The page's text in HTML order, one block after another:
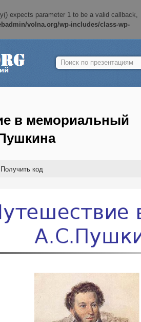
expects parameter 1 to be a valid callback,
volna.org/wp-includes/class-wp-
Найти:
в мемориальный
Получить код